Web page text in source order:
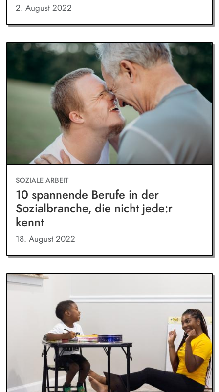
2. August 2022
SOZIALE ARBEIT
10 spannende Berufe in der
Sozialbranche, die nicht jede:r
kennt
18. August 2022